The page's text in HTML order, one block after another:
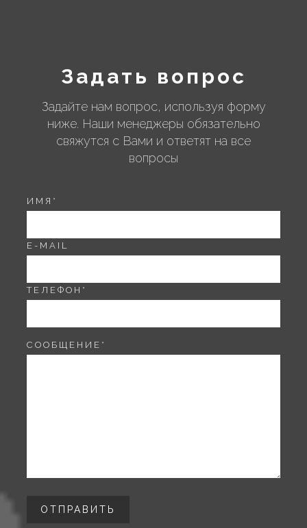
Задать вопрос
Задайте нам вопрос, используя форму
ниже. Наши менеджеры обязательно
свяжутся с Вами и ответят на все
вопросы
ИМЯ *
E-MAIL
ТЕЛЕФОН *
СООБЩЕНИЕ *